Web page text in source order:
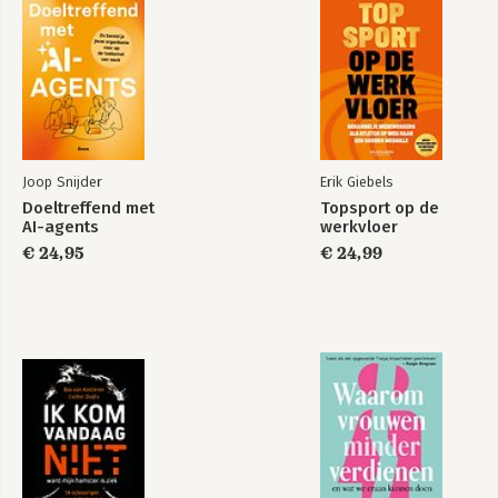
Joop Snijder
Doeltreffend met
AI-agents
€ 24,95
Erik Giebels
Topsport op de
werkvloer
€ 24,99